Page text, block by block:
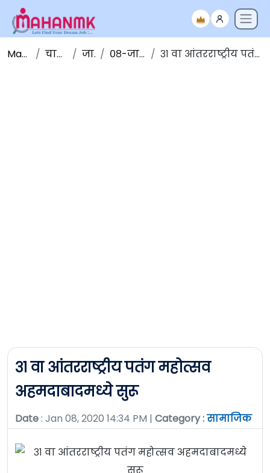
Maha NMK चालू घडामोडी जानेवारी ०८-जानेवारी -२०२० ३१ वा आंतरराष्ट्रीय पतंग महोत्सव अहमदाबादमध्ये सुरू
३१ वा आंतरराष्ट्रीय पतंग महोत्सव
अहमदाबादमध्ये सुरू
Date: Jan 08, 2020 14:34 PM | Category :सामाजिक